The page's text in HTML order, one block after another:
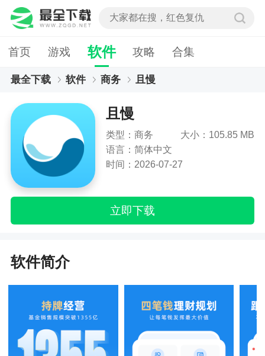
首页 游戏 软件 攻略 合集
最全下载 软件 商务 且慢
且慢
类型：商务
大小：105.85 MB
语言：简体中文
时间：2026-07-27
立即下载
软件简介